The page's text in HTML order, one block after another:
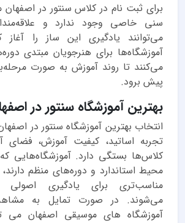
برای ثبت نام در کلاس سنتور در
سنی خاصی وجود ندارد و
می‌توانند یادگیری این ساز را آغاز
آموزشگاه‌ها برای هنرجویان مبتدی
می‌کنند تا روند آموزش به صورت
پیش برود.
بهترین آموزشگاه سنتور در
انتخاب بهترین آموزشگاه سنتور در
تجربه اساتید، کیفیت آموزش، فضای
کلاس‌ها بستگی دارد. آموزشگاه‌هایی
محیط استاندارد و دوره‌های منظم
مناسب‌تری برای یادگیری
می‌شوند. در صورت تمایل به
آموزشگاه های موسیقی اصفهان می